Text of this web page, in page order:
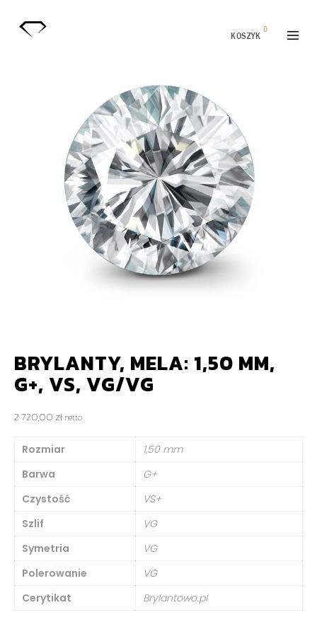
KOSZYK
0
BRYLANTY, MELA: 1,50 MM,
G+, VS, VG/VG
2 720,00 zł netto
Rozmiar
1,50 mm
Barwa
G+
Czystość
VS+
Szlif
VG
Symetria
VG
Polerowanie
VG
Cerytikat
Brylantowo.pl